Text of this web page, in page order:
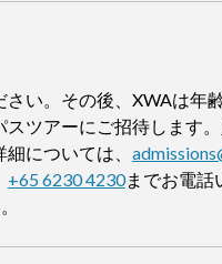
さい。その後、XWAは年
ツアーにご招待します
については、
+65 6230 4230までお電話